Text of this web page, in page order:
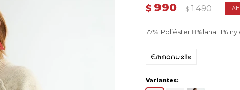
$ 990 $ 1.490
77% Poliéster 8%lana 11%
Variantes: